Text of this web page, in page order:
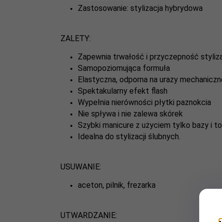
Zastosowanie: stylizacja hybrydowa
ZALETY:
Zapewnia trwałość i przyczepność
Samopoziomująca formuła
Elastyczna, odporna na urazy
Spektakularny efekt flash
Wypełnia nierówności płytki paznokcia
Nie spływa i nie zalewa skórek
Szybki manicure z użyciem tylko bazy i
Idealna do stylizacji ślubnych.
USUWANIE:
aceton, pilnik, frezarka
UTWARDZANIE: